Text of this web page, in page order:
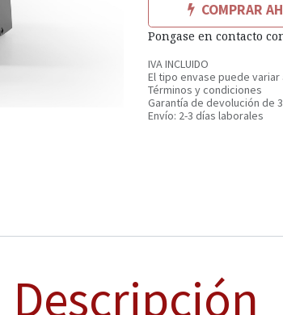
COMPRAR
Pongase en contacto
IVA INCLUIDO
El tipo envase puede
Términos y condiciones
Garantía de devolución de
Envío: 2-3 días laborales
Descripción